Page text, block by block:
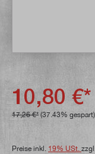
10,80 €*
17,26 €* (37.43% gespart)
Preise inkl. 19% USt.